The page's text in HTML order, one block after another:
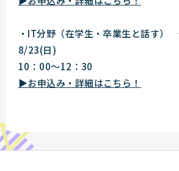
・IT分野（在学生・卒業生と話す）
8/23(日)
10：00～12：30
▶お申込み・詳細はこちら！